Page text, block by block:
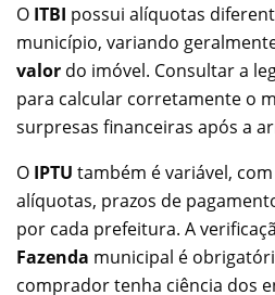
O ITBI possui alíquotas
município, variando
valor do imóvel. Consultar a
para calcular corretamente o
surpresas financeiras após a
O IPTU também é variável,
alíquotas, prazos de
por cada prefeitura. A
Fazenda municipal é
comprador tenha ciência dos